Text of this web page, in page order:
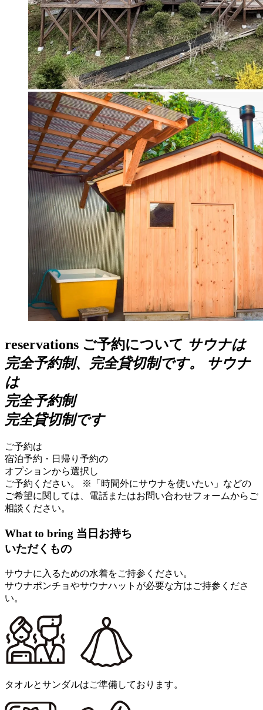
reservations ご予約について サウナは
完全予約制、完全貸切制です。
サウナ
は
完全予約制
完全貸切制です
ご予約は
宿泊予約・日帰り予約の
オプションから選択し
ご予約ください。
※「時間外にサウナを使いたい」などの
ご希望に関しては、電話またはお問い合わせフォームからご
相談ください。
What to bring 当日お持ち
いただくもの
サウナに入るための水着をご持参ください。
サウナポンチョやサウナハットが必要な方はご持参くださ
い。
タオルとサンダルはご準備しております。